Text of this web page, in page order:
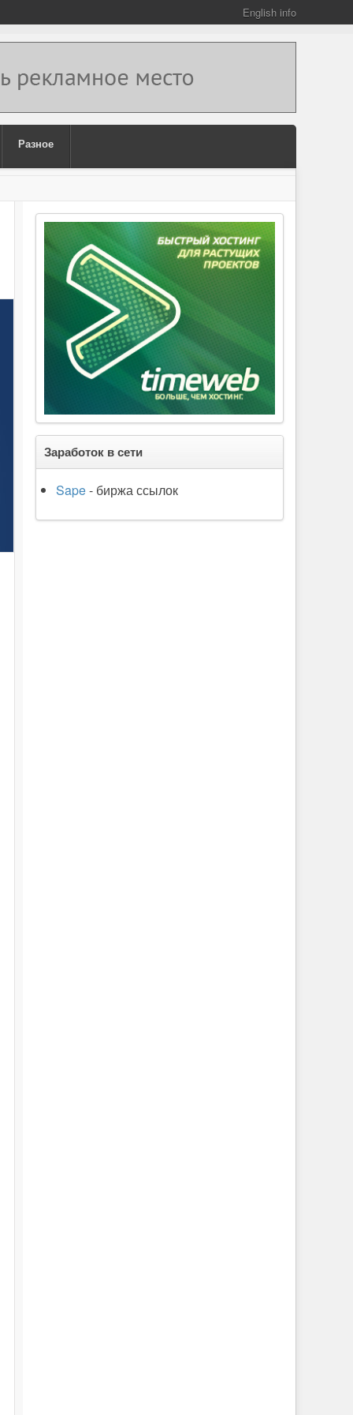
English info
Разное
Заработок в сети
Sape- биржа ссылок